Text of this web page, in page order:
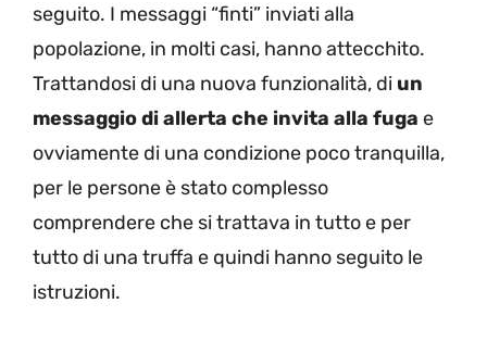
seguito. I messaggi “finti” inviati alla
popolazione, in molti casi, hanno attecchito.
Trattandosi di una nuova funzionalità, di un
messaggio di allerta che invita alla fuga e
ovviamente di una condizione poco tranquilla,
per le persone è stato complesso
comprendere che si trattava in tutto e per
tutto di una truffa e quindi hanno seguito le
istruzioni.